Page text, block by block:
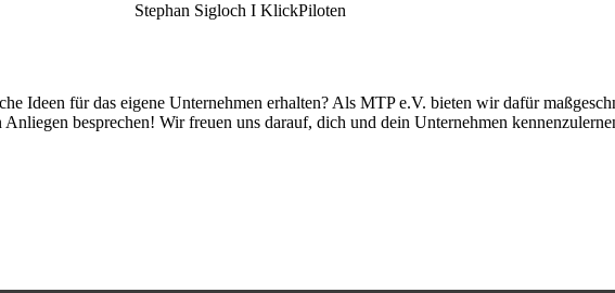
Stephan Sigloch I KlickPiloten
Ideen für das eigene Unternehmen erhalten? Als MTP e.V. bieten wir dafür m
besprechen! Wir freuen uns darauf, dich und dein Unternehmen